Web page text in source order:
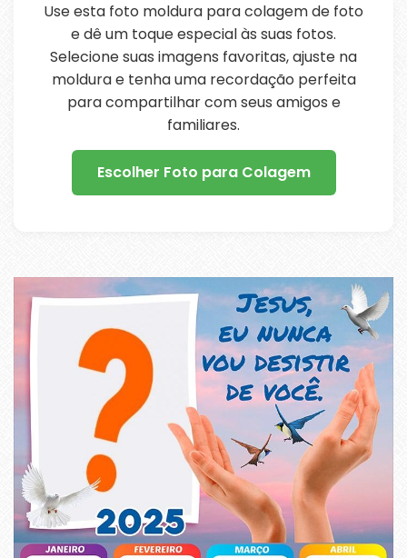
Use esta foto moldura para colagem de foto
e dê um toque especial às suas fotos.
Selecione suas imagens favoritas, ajuste na
moldura e tenha uma recordação perfeita
para compartilhar com seus amigos e
familiares.
Escolher Foto para Colagem